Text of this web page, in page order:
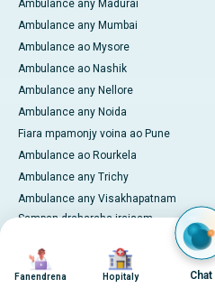
Ambulance any Madurai
Ambulance any Mumbai
Ambulance ao Mysore
Ambulance ao Nashik
Ambulance any Nellore
Ambulance any Noida
Fiara mpamonjy voina ao Pune
Ambulance ao Rourkela
Ambulance any Trichy
Ambulance any Visakhapatnam
Sampan-draharaha iraisam-
Mandoa an-tserasera
Image
Fanendrena
Image
Hopitaly Chat